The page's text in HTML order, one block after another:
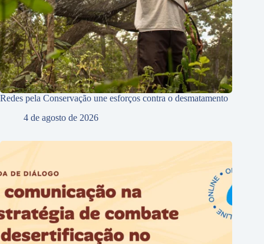
Redes pela Conservação une esforços contra o desmatamento
4 de agosto de 2026